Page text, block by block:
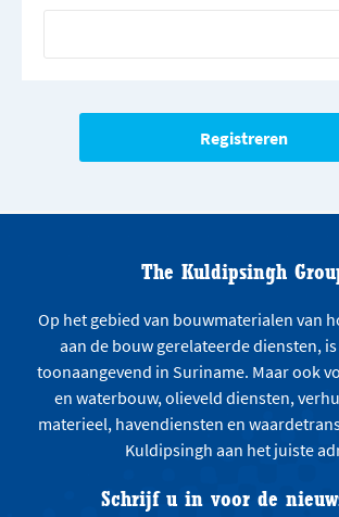
The Kuldipsingh
Op het gebied van bouwmaterialen van
aan de bouw gerelateerde diensten,
toonaangevend in Suriname. Maar ook
en waterbouw, olieveld diensten,
materieel, havendiensten en
Kuldipsingh aan het juiste
Schrijf u in voor de